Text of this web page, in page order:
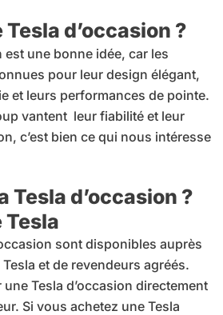
d’occasion ?
est une bonne idée, car les
pour leur design élégant,
et leurs performances de pointe.
vantent leur fiabilité et leur
c’est bien ce qui nous intéresse
Tesla d’occasion ?
Tesla
sont disponibles auprès
et de revendeurs agréés.
Tesla d’occasion directement
Si vous achetez une Tesla